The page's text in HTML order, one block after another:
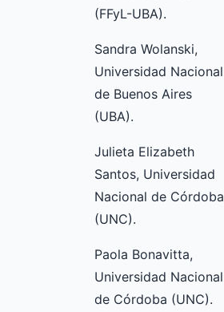
(FFyL-UBA).
Sandra Wolanski,
Universidad Nacional
de Buenos Aires
(UBA).
Julieta Elizabeth
Santos, Universidad
Nacional de Córdoba
(UNC).
Paola Bonavitta,
Universidad Nacional
de Córdoba (UNC).